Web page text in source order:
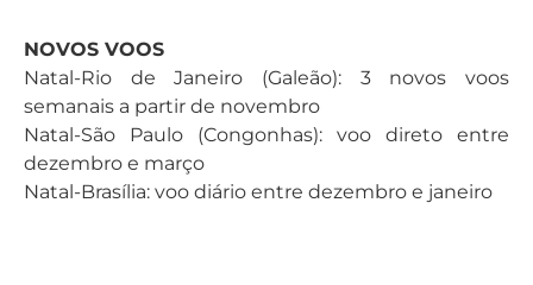
NOVOS VOOS
Natal-Rio de Janeiro (Galeão): 3 novos voos
semanais a partir de novembro
Natal-São Paulo (Congonhas): voo direto entre
dezembro e março
Natal-Brasília: voo diário entre dezembro e janeiro